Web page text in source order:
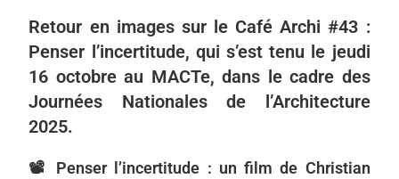
Retour en images sur le Café Archi #43 :
Penser l’incertitude, qui s’est tenu le jeudi
16 octobre au MACTe, dans le cadre des
Journées Nationales de l’Architecture
2025.
📽 Penser l’incertitude : un film de Christian